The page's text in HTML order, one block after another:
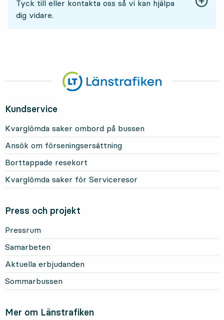
Tyck till eller kontakta oss så vi kan hjälpa
dig vidare.
Kundservice
Kvarglömda saker ombord på bussen
Ansök om förseningsersättning
Borttappade resekort
Kvarglömda saker för Serviceresor
Press och projekt
Pressrum
Samarbeten
Aktuella erbjudanden
Sommarbussen
Mer om Länstrafiken